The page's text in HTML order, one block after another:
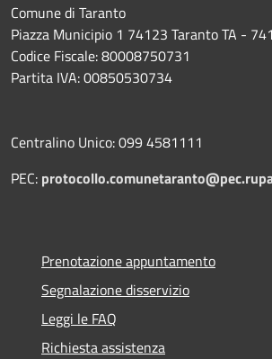
Comune di Taranto
Piazza Municipio 1 74123 Taranto TA -
Codice Fiscale: 80008750731
Partita IVA: 00850530734
Centralino Unico: 099 4581111
PEC:
Prenotazione appuntamento
Segnalazione disservizio
Leggi le FAQ
Richiesta assistenza